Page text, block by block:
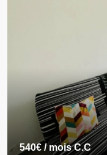
540€ / mois C.C